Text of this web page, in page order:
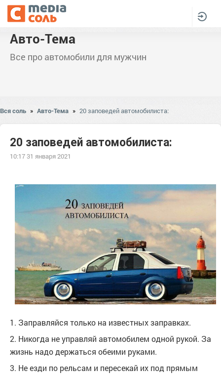
Авто-Тема
Все про автомобили для мужчин
Вся соль » Авто-Тема » 20 заповедей автомобилиста:
20 заповедей автомобилиста:
10:17 31 января 2021
1. Заправляйся только на известных заправках.
2. Никогда не управляй автомобилем одной рукой. За
жизнь надо держаться обеими руками.
3. Не езди по рельсам и пересекай их под прямым